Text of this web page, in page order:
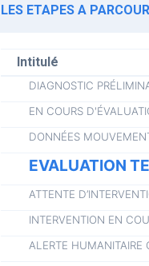
LES ETAPES A
Intitulé
DIAGNOSTIC
EN COURS
DONNÉES
EVALUATION
ATTENTE
INTERVENTION EN
ALERTE HUMANITAIRE